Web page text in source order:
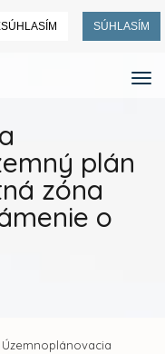
SÚHLASÍM
plán
zóna
o
Územnoplánovacia